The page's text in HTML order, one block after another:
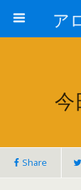
ア
今
Share